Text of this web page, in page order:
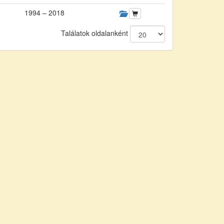
1994 – 2018
Találatok oldalanként